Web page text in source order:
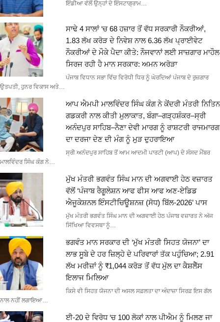
ਇੰਡੀਆ ਵੱਲੋਂ ਉਨ੍ਹਾਂ ਦੇ ਇੰਸਟਾਗ੍ਰਾਮ…
ਸਾਢੇ 4 ਸਾਲਾਂ ‘ਚ 68 ਹਜ਼ਾਰ ਤੋਂ ਵੱਧ ਸਰਕਾਰੀ ਨੌਕਰੀਆਂ,
1.83 ਲੱਖ ਕਰੋੜ ਦੇ ਨਿਵੇਸ਼ ਨਾਲ 6.36 ਲੱਖ ਪ੍ਰਾਈਵੇਟ
ਨੌਕਰੀਆਂ ਦੇ ਮੌਕੇ ਪੈਦਾ ਕੀਤੇ: ਨੌਜਵਾਨਾਂ ਲਈ ਸਾਜ਼ਗਾਰ ਮਾਹੌਲ
ਸਿਰਜ ਰਹੀ ਹੈ ਮਾਨ ਸਰਕਾਰ: ਅਮਨ ਅਰੋੜਾ
ਪੰਜਾਬ ਵਿਧਾਨ ਸਭਾ ਵਿੱਚ ਵਿਰੋਧੀ ਧਿਰ ਨੂੰ ਘੇਰਦਿਆਂ ਪੰਜਾਬ ਦੇ ਰੁਜ਼ਗਾਰ
ਉਤਪਤੀ, ਹੁਨਰ ਵਿਕਾਸ ਅਤੇ…
ਆਪ ਐਮਪੀ ਮਾਲਵਿੰਦਰ ਸਿੰਘ ਕੰਗ ਨੇ ਕੇਂਦਰੀ ਮੰਤਰੀ ਨਿਤਿਨ
ਗਡਕਰੀ ਨਾਲ ਕੀਤੀ ਮੁਲਾਕਾਤ, ਬੰਗਾ–ਗੜ੍ਹਸ਼ੰਕਰ–ਸ੍ਰੀ
ਅਨੰਦਪੁਰ ਸਾਹਿਬ–ਨੈਣਾ ਦੇਵੀ ਮਾਰਗ ਨੂੰ ਰਾਸ਼ਟਰੀ ਰਾਜਮਾਰਗ
ਦਾ ਦਰਜਾ ਦੇਣ ਦੀ ਮੰਗ ਨੂੰ ਮੁੜ ਦੁਹਰਾਇਆ
ਸ੍ਰੀ ਅਨੰਦਪੁਰ ਸਾਹਿਬ ਤੋਂ ਆਮ ਆਦਮੀ ਪਾਰਟੀ (ਆਪ) ਦੇ ਸੰਸਦ ਮੈਂਬਰ
ਮਾਲਵਿੰਦਰ ਸਿੰਘ ਕੰਗ ਨੇ…
ਮੁੱਖ ਮੰਤਰੀ ਭਗਵੰਤ ਸਿੰਘ ਮਾਨ ਦੀ ਅਗਵਾਈ ਹੇਠ ਵਜ਼ਾਰਤ
ਵੱਲੋਂ ‘ਪੰਜਾਬ ਰੈਗੂਲੇਸ਼ਨ ਆਫ ਫੀਸ ਆਫ ਅਣ-ਏਡਿਡ
ਐਜੂਕੇਸ਼ਨਲ ਇੰਸਟੀਚਿਊਸ਼ਨਜ਼ (ਸੋਧ) ਬਿੱਲ-2026’ ਪਾਸ
ਮੁੱਖ ਮੰਤਰੀ ਭਗਵੰਤ ਸਿੰਘ ਮਾਨ ਦੀ ਅਗਵਾਈ ਹੇਠ ਪੰਜਾਬ ਵਜ਼ਾਰਤ ਨੇ ਅੱਜ
ਸਿੱਖਿਆ ਵਿਵਸਥਾ ਨੂੰ…
ਭਗਵੰਤ ਮਾਨ ਸਰਕਾਰ ਦੀ ‘ਮੁੱਖ ਮੰਤਰੀ ਸਿਹਤ ਯੋਜਨਾ’ ਦਾ
ਲਾਭ ਸੂਬੇ ਦੇ ਹਰ ਜ਼ਿਲ੍ਹੇ ਦੇ ਪਰਿਵਾਰਾਂ ਤੱਕ ਪਹੁੰਚਿਆ; 2.91
ਲੱਖ ਮਰੀਜ਼ਾਂ ਨੂੰ ₹1,044 ਕਰੋੜ ਤੋਂ ਵੱਧ ਮੁੱਲ ਦਾ ਕੈਸ਼ਲੈੱਸ
ਇਲਾਜ ਮਿਲਿਆ
ਕਿਸੇ ਵੀ ਸਿਹਤ ਯੋਜਨਾ ਦੀ ਅਸਲ ਸਫ਼ਲਤਾ ਦਾ ਅੰਦਾਜ਼ਾ ਸਿਰਫ਼ ਇਸ ਗੱਲ
ਨਾਲ ਨਹੀਂ ਲਗਾਇਆ…
ਈ-20 ਦੇ ਵਿਰੋਧ ‘ਚ 100 ਲੋਕਾਂ ਨਾਲ ਪੀਐਮ ਨੂੰ ਮਿਲਣ ਜਾ